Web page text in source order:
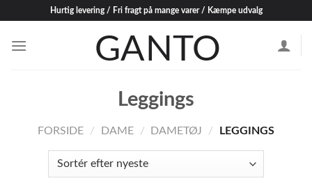
content
Hurtig levering / Fri fragt på mange varer / Kæmpe udvalg
Leggings
FORSIDE / DAME / DAMETØJ / LEGGINGS